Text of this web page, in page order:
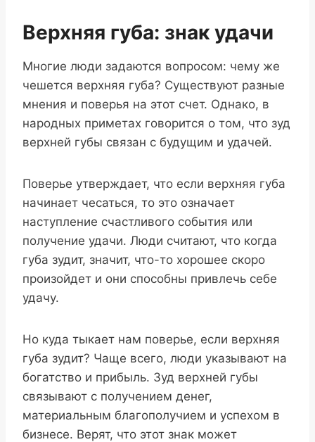
Верхняя губа: знак удачи
Многие люди задаются вопросом: чему же
чешется верхняя губа? Существуют разные
мнения и поверья на этот счет. Однако, в
народных приметах говорится о том, что зуд
верхней губы связан с будущим и удачей.
Поверье утверждает, что если верхняя губа
начинает чесаться, то это означает
наступление счастливого события или
получение удачи. Люди считают, что когда
губа зудит, значит, что-то хорошее скоро
произойдет и они способны привлечь себе
удачу.
Но куда тыкает нам поверье, если верхняя
губа зудит? Чаще всего, люди указывают на
богатство и прибыль. Зуд верхней губы
связывают с получением денег,
материальным благополучием и успехом в
бизнесе. Верят, что этот знак может